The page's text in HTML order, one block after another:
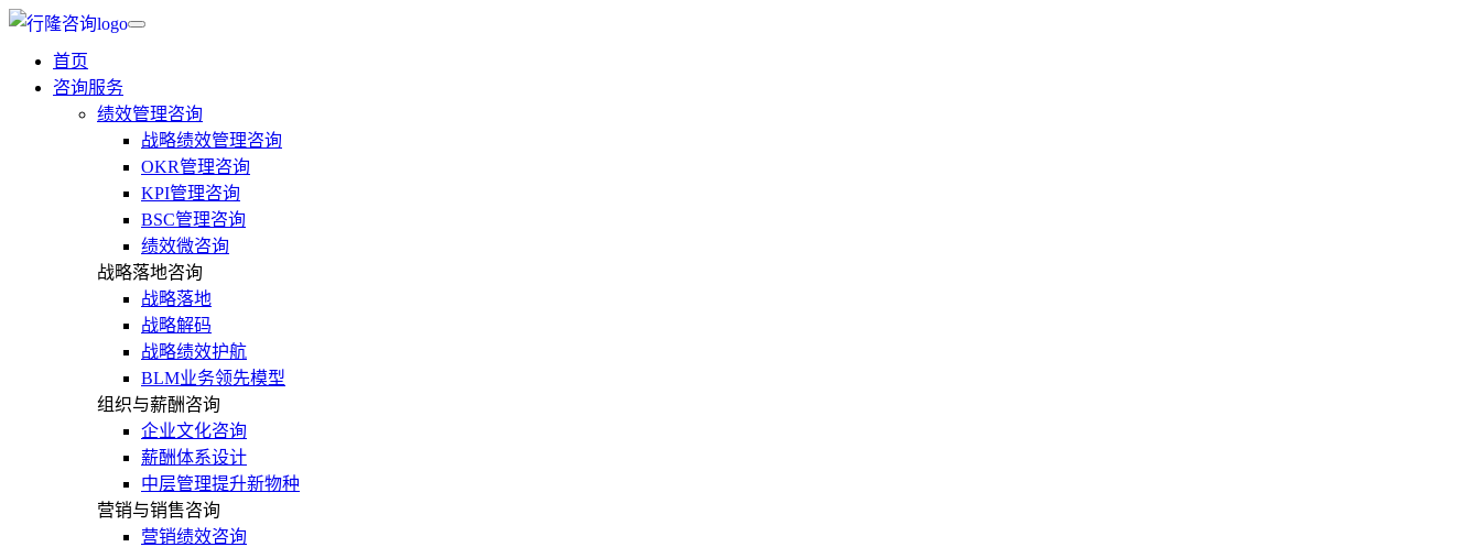
首页
咨询服务
绩效管理咨询
战略绩效管理咨询
OKR管理咨询
KPI管理咨询
BSC管理咨询
绩效微咨询
战略落地咨询
战略落地
战略解码
战略绩效护航
BLM业务领先模型
组织与薪酬咨询
企业文化咨询
薪酬体系设计
中层管理提升新物种
营销与销售咨询
营销绩效咨询